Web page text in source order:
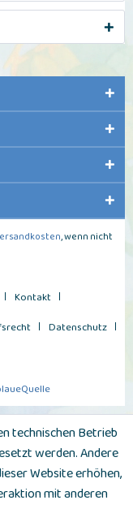
, wenn nicht
Kontakt
Datenschutz
technischen Betrieb
werden. Andere
Website erhöhen,
mit anderen